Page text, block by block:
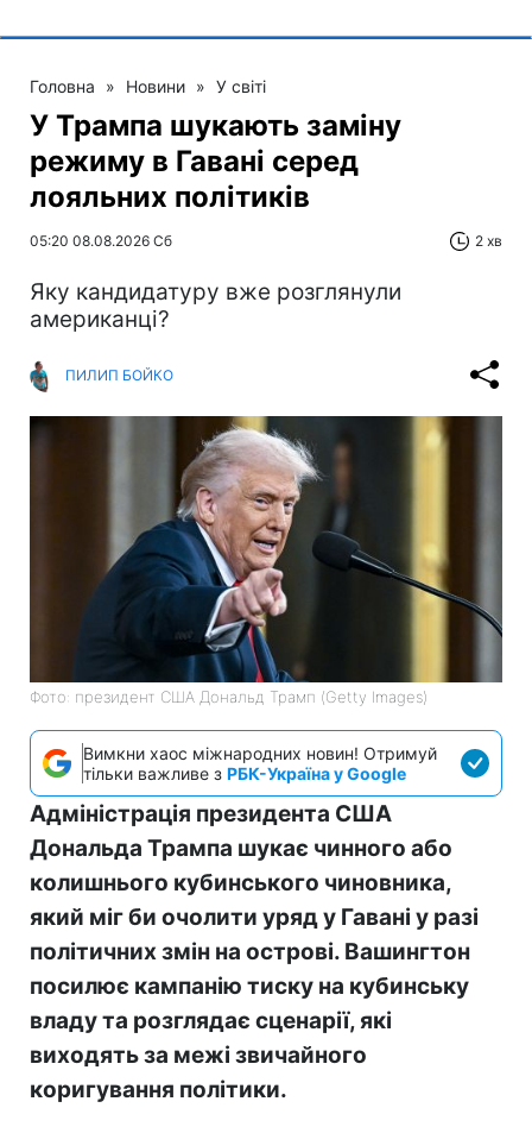
Головна » Новини » У світі
У Трампа шукають заміну
режиму в Гавані серед
лояльних політиків
05:20 08.08.2026 Сб 2 хв
Яку кандидатуру вже розглянули
американці?
ПИЛИП БОЙКО
Фото: президент США Дональд Трамп (Getty Images)
Вимкни хаос міжнародних новин! Отримуй
тільки важливе з РБК-Україна у Google
Адміністрація президента США
Дональда Трампа шукає чинного або
колишнього кубинського чиновника,
який міг би очолити уряд у Гавані у разі
політичних змін на острові. Вашингтон
посилює кампанію тиску на кубинську
владу та розглядає сценарії, які
виходять за межі звичайного
коригування політики.